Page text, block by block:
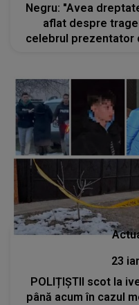
Negru: "Avea
aflat despre
celebrul prezentator
23
POLIȚIȘTII scot la
până acum în cazul